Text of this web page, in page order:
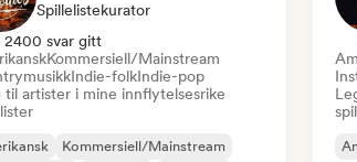
Spillelistekurator
2400 svar gitt
Kommersiell/Mainstream
Indie-folkIndie-pop
til artister i mine innflytelsesrike
Kommersiell/Mainstream